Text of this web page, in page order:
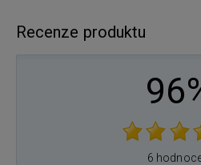
Recenze produktu
6